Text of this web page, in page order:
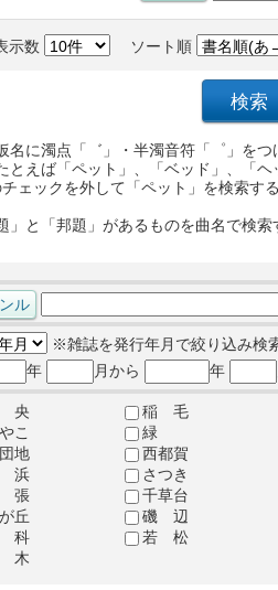
示数 ソート順
名に濁点「゛」・半濁音符「゜」を
とえば「ペット」、「ベッド」、「
チェックを外して「ペット」を検索
」と「邦題」があるものを曲名で検
※雑誌を発行年月で絞り込み検
年
月から 年
央
稲 毛
こ
緑
地
西都賀
浜
さつき
張
千草台
丘
磯 辺
科
若 松
木